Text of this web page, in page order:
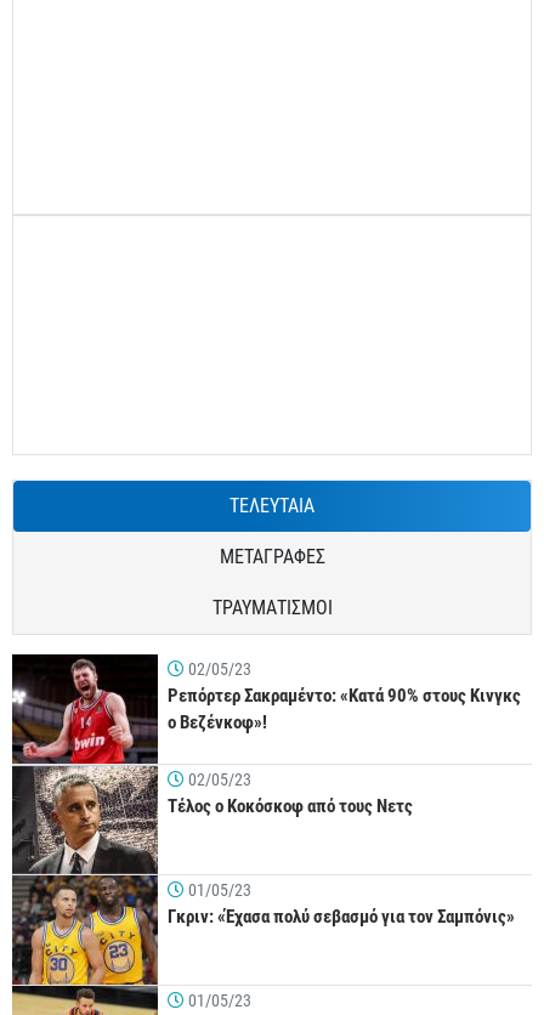
ΤΕΛΕΥΤΑΙΑ
ΜΕΤΑΓΡΑΦΕΣ
ΤΡΑΥΜΑΤΙΣΜΟΙ
02/05/23
Ρεπόρτερ Σακραμέντο: «Κατά 90% στους Κινγκς
ο Βεζένκοφ»!
02/05/23
Τέλος ο Κοκόσκοφ από τους Νετς
01/05/23
Γκριν: «Έχασα πολύ σεβασμό για τον Σαμπόνις»
01/05/23